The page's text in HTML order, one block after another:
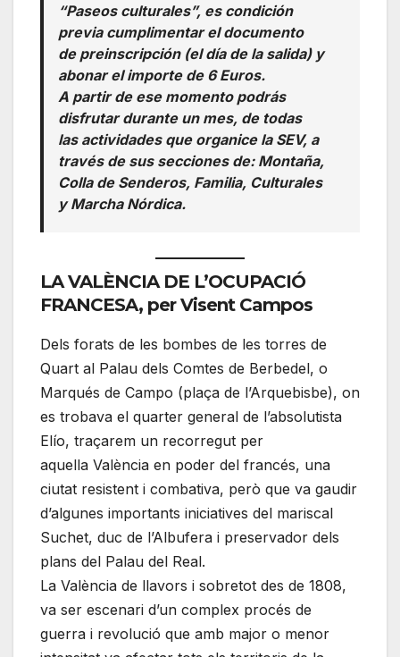
“Paseos culturales”, es condición
previa cumplimentar el documento
de preinscripción (el día de la salida) y
abonar el importe de 6 Euros.
A partir de ese momento podrás
disfrutar durante un mes, de todas
las actividades que organice la SEV, a
través de sus secciones de: Montaña,
Colla de Senderos, Familia, Culturales
y Marcha Nórdica.
LA VALÈNCIA DE L’OCUPACIÓ
FRANCESA, per Visent Campos
Dels forats de les bombes de les torres de
Quart al Palau dels Comtes de Berbedel, o
Marqués de Campo (plaça de l’Arquebisbe), on
es trobava el quarter general de l’absolutista
Elío, traçarem un recorregut per
aquella València en poder del francés, una
ciutat resistent i combativa, però que va gaudir
d’algunes importants iniciatives del mariscal
Suchet, duc de l’Albufera i preservador dels
plans del Palau del Real.
La València de llavors i sobretot des de 1808,
va ser escenari d’un complex procés de
guerra i revolució que amb major o menor